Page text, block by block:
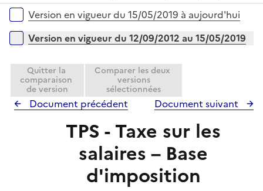
Versions sur la période
Version en vigueur du 15/05/2019 à aujourd'hui
Version en vigueur du 12/09/2012 au 15/05/2019
Quitter la
comparaison
de version
Comparer les deux
versions
sélectionnées
Document précédent Document suivant
TPS - Taxe sur les
salaires – Base
d'imposition